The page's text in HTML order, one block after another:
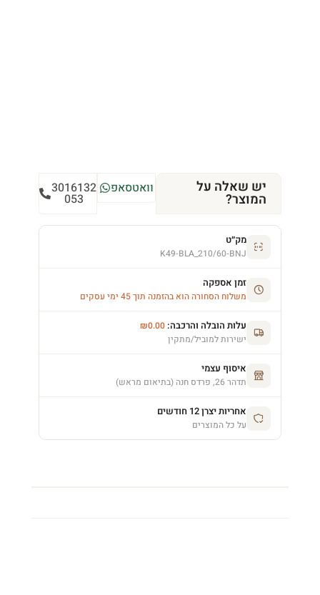
יש שאלה על
המוצר?
וואטסאפ 3016132
053
מק״ט
K49-BLA_210/60-BNJ
זמן אספקה
משלוח הסחורה הוא בהזמנה תוך 45 ימי עסקים
עלות הובלה והרכבה: ₪0.00
ישירות למוביל/מתקין
איסוף עצמי
תדהר 26, פרדס חנה (בתיאום מראש)
אחריות יצרן 12 חודשים
על כל המוצרים